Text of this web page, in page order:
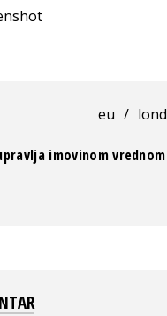
eu /
imovinom vrednom